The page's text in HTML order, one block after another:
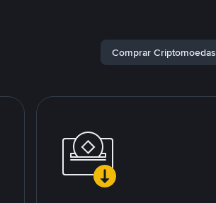
Comprar Criptomoedas